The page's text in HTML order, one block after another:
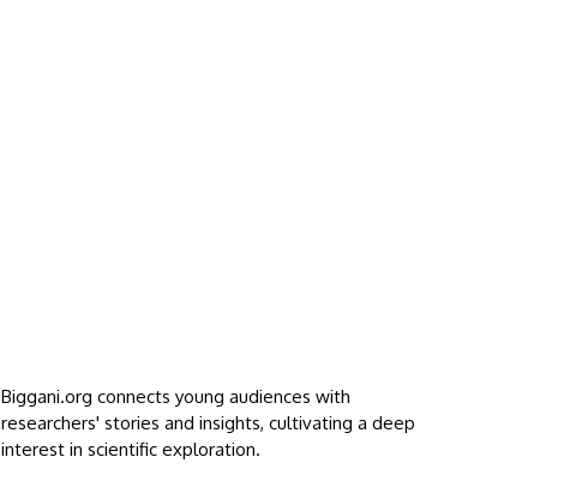
Biggani.org connects young audiences with
researchers' stories and insights, cultivating a deep
interest in scientific exploration.